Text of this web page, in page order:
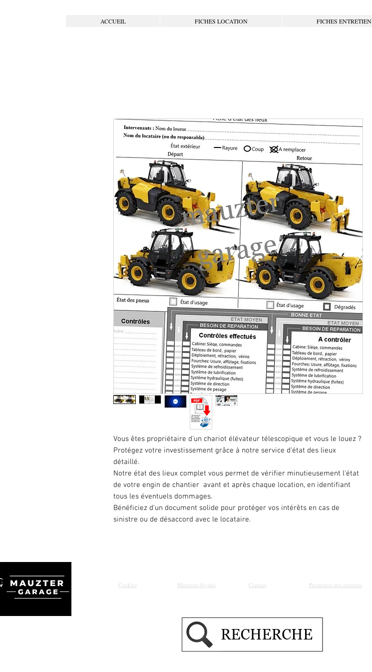
ACCUEIL FICHES LOCATION FICHES ENTRETIEN
Vous êtes propriétaire d'un chariot élévateur télescopique et vous le louez ?
Protégez votre investissement grâce à notre service d'état des lieux
détaillé.
Notre état des lieux complet vous permet de vérifier minutieusement l'état
de votre engin de chantier avant et après chaque location, en identifiant
tous les éventuels dommages.
Bénéficiez d'un document solide pour protéger vos intérêts en cas de
sinistre ou de désaccord avec le locataire.
Cookies Mentions légales Contact Protection des données